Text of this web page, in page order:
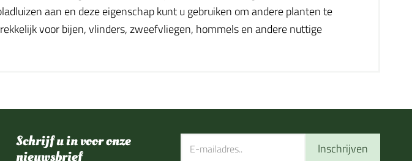
aan en deze eigenschap kunt u gebruiken om andere planten te
voor bijen, vlinders, zweefvliegen, hommels en andere nuttige
Schrijf u in voor onze
nieuwsbrief
Inschrijven